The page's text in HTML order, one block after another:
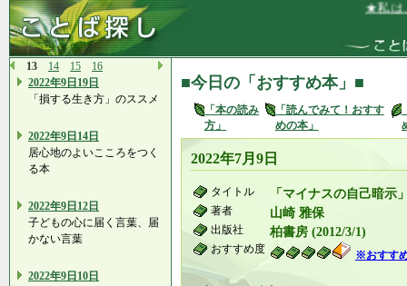
★私は、
13 14 15
16
2022年9日19日
「損する生き方」のススメ
2022年9日14日
居心地のよいこころをつく
る本
2022年9日12日
子どもの心に届く言葉、届
かない言葉
2022年9日10日
■今日の「おすすめ本」■
「本の読み
方」
「読んでみて！おすす
めの本」
2022年7月9日
タイトル 「マイナスの自己暗示
著者 山崎 雅保
出版社 柏書房 (2012/3/1)
おすすめ度 ※おすす